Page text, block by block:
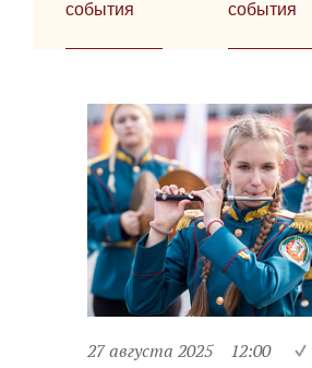
события
события
27 августа 2025 12:00